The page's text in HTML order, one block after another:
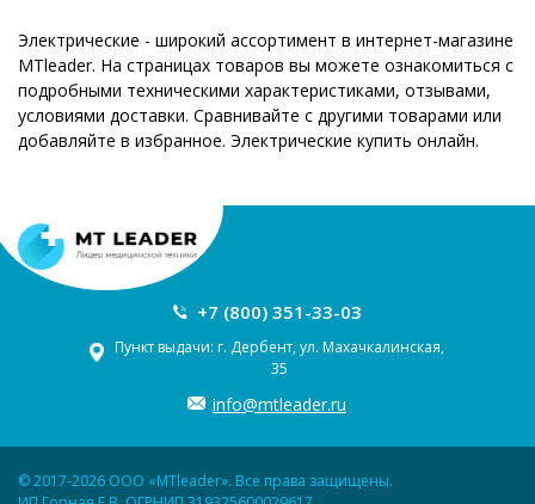
Электрические - широкий ассортимент в интернет-магазине
MTleader. На страницах товаров вы можете ознакомиться с
подробными техническими характеристиками, отзывами,
условиями доставки. Сравнивайте с другими товарами или
добавляйте в избранное. Электрические купить онлайн.
+7 (800) 351-33-03
Пункт выдачи: г. Дербент, ул. Махачкалинская,
35
info@mtleader.ru
© 2017-2026 ООО «MTleader». Все права защищены.